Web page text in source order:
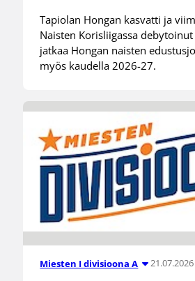
Tapiolan Hongan kasvatti ja
Naisten Korisliigassa
jatkaa Hongan naisten
myös kaudella 2026-27.
Miesten I divisioona A